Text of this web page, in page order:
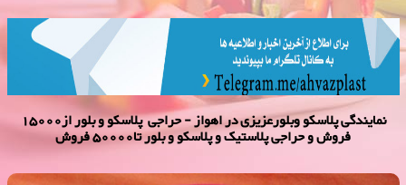
نمایندگی پلاسكو وبلورعزیزی در اهواز - حراجی پلاسکو و بلور از15000
فروش و حراجی پلاستیک و پلاسکو و بلور تا50000 فروش